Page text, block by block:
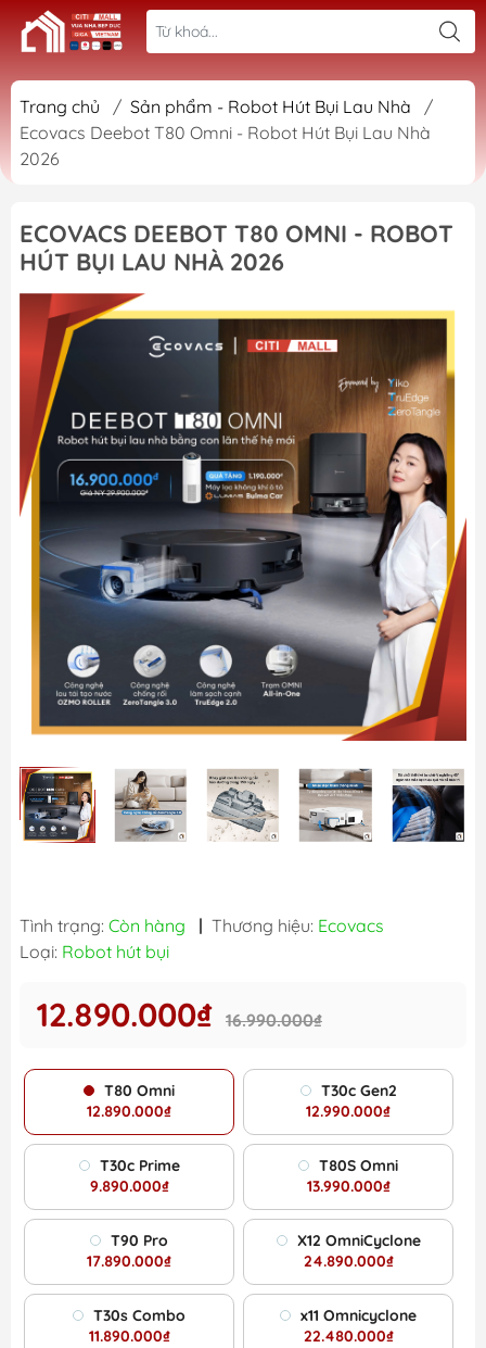
Trang chủ / Sản phẩm - Robot Hút Bụi Lau Nhà
/
Ecovacs Deebot T80 Omni - Robot Hút Bụi Lau Nhà
2026
ECOVACS DEEBOT T80 OMNI - ROBOT
HÚT BỤI LAU NHÀ 2026
Tình trạng: Còn hàng | Thương hiệu: Ecovacs
Loại: Robot hút bụi
12.890.000₫ 16.990.000₫
T80 Omni
12.890.000₫
T30c Gen2
12.990.000₫
T30c Prime
9.890.000₫
T80S Omni
13.990.000₫
T90 Pro
17.890.000₫
X12 OmniCyclone
24.890.000₫
T30s Combo
11.890.000₫
x11 Omnicyclone
22.480.000₫